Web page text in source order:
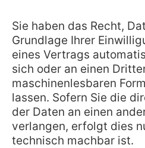
Sie haben das Recht,
Grundlage Ihrer
eines Vertrags
sich oder an einen
maschinenlesbaren
lassen. Sofern Sie die
der Daten an einen
verlangen, erfolgt dies
technisch machbar ist.